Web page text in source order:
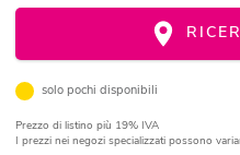
solo pochi disponibili
Prezzo di listino più 19% IVA
I prezzi nei negozi specializzati possono